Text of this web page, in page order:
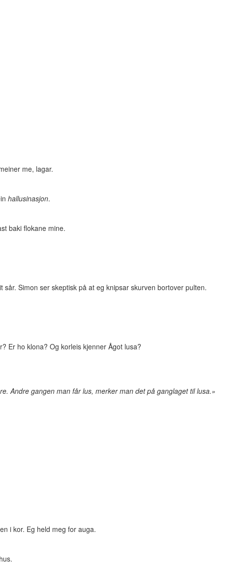
me, lagar.
hallusinasjon.
baki flokane mine.
Simon ser skeptisk på at eg knipsar skurven bortover pulten.
Er ho klona? Og korleis kjenner Ågot lusa?
Andre gangen man får lus, merker man det på ganglaget til lusa.»
i kor. Eg held meg for auga.